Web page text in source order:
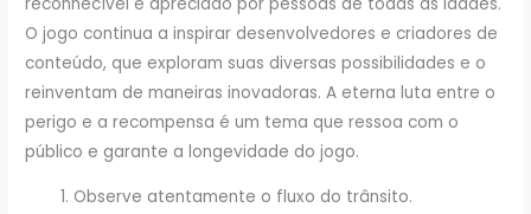
O jogo continua a inspirar desenvolvedores e criadores de
conteúdo, que exploram suas diversas possibilidades e o
reinventam de maneiras inovadoras. A eterna luta entre o
perigo e a recompensa é um tema que ressoa com o
público e garante a longevidade do jogo.
Observe atentamente o fluxo do trânsito.